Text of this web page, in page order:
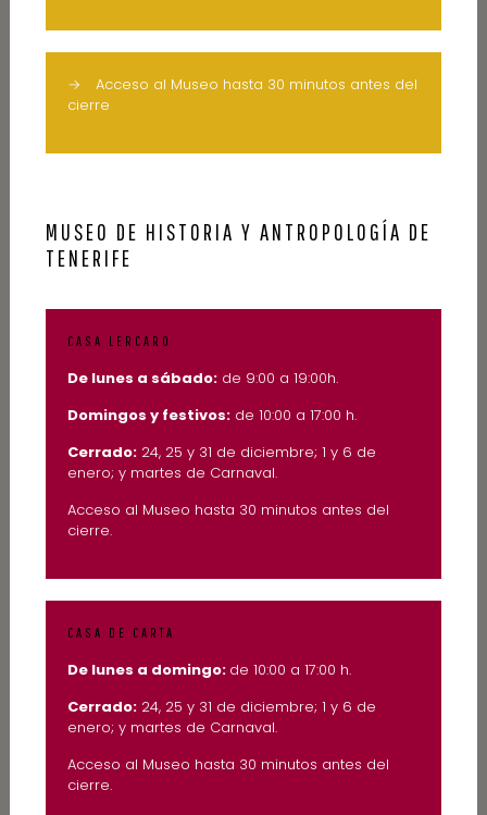
→
Acceso al Museo hasta 30 minutos antes del
cierre
MUSEO DE HISTORIA Y ANTROPOLOGÍA DE
TENERIFE
CASA LERCARO
De lunes a sábado:de 9:00 a 19:00h.
Domingos y festivos:de 10:00 a 17:00 h.
Cerrado:24, 25 y 31 de diciembre; 1 y 6 de
enero; y martes de Carnaval.
Acceso al Museo hasta 30 minutos antes del
cierre.
CASA DE CARTA
De lunes a domingo: de 10:00 a 17:00 h.
Cerrado:24, 25 y 31 de diciembre; 1 y 6 de
enero; y martes de Carnaval.
Acceso al Museo hasta 30 minutos antes del
cierre.